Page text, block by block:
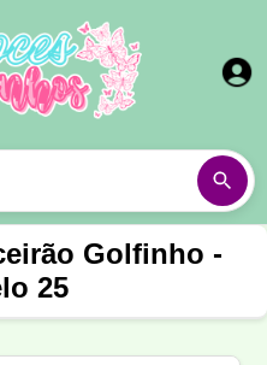
Golfinho -
25